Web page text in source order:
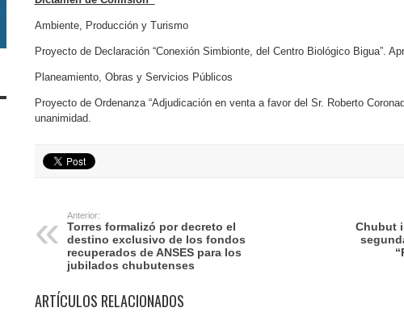
Ambiente, Producción y Turismo
Proyecto de Declaración “Conexión Simbionte, del Centro Biológico Bigua”.
Planeamiento, Obras y Servicios Públicos
Proyecto de Ordenanza “Adjudicación en venta a favor del Sr. Roberto
unanimidad.
Anterior:
Torres formalizó por decreto el
destino exclusivo de los fondos
recuperados de ANSES para los
jubilados chubutenses
Chubut
ARTÍCULOS RELACIONADOS